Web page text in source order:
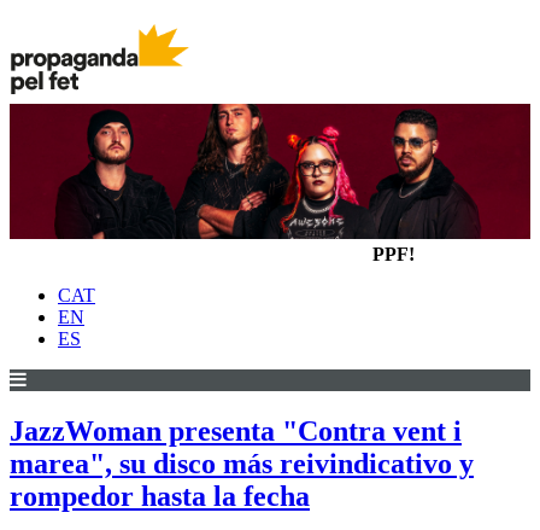
PPF!
CAT
EN
ES
JazzWoman presenta "Contra vent i
marea", su disco más reivindicativo y
rompedor hasta la fecha